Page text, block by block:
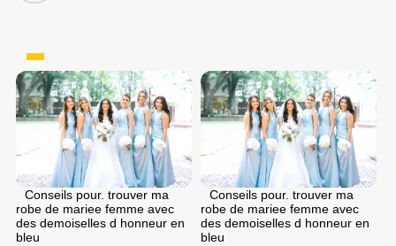
Conseils pour. trouver ma
robe de mariee femme avec
des demoiselles d honneur en
bleu
Conseils pour. trouver ma
robe de mariee femme avec
des demoiselles d honneur en
bleu